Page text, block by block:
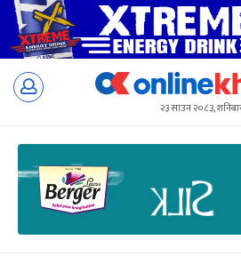
Skip
२३ साउन २०८३,